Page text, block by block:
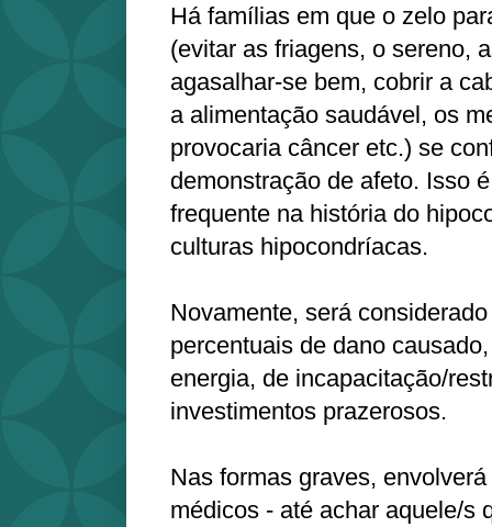
Há famílias em que o zelo
(evitar as friagens, o sereno,
agasalhar-se bem, cobrir a
a alimentação saudável, os
provocaria câncer etc.) se
demonstração de afeto. Isso
frequente na história do
culturas hipocondríacas.
Novamente, será
percentuais de dano
energia, de incapacitação/
investimentos prazerosos.
Nas formas graves,
médicos - até achar aquele/s